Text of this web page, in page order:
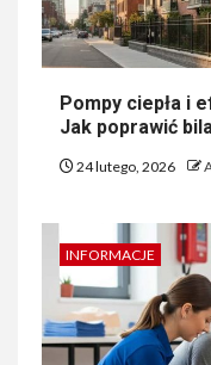
Pompy ciepła i
Jak poprawić
24 lutego, 2026
INFORMACJE